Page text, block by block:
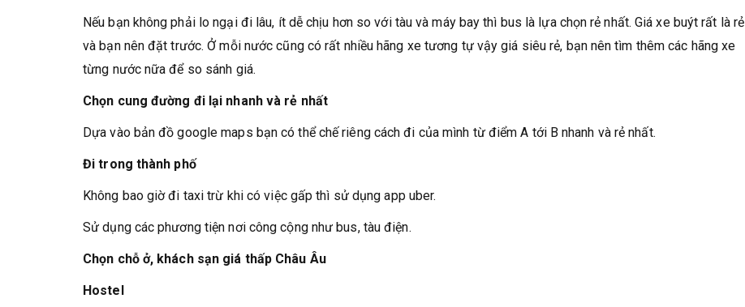
Nếu bạn không phải lo ngại đi lâu, ít dễ chịu hơn so với tàu và máy bay thì bus là lựa chọn rẻ nhất. Giá xe buýt rất là rẻ
và bạn nên đặt trước. Ở mỗi nước cũng có rất nhiều hãng xe tương tự vậy giá siêu rẻ, bạn nên tìm thêm các hãng xe
từng nước nữa để so sánh giá.
Chọn cung đường đi lại nhanh và rẻ nhất
Dựa vào bản đồ google maps bạn có thể chế riêng cách đi của mình từ điểm A tới B nhanh và rẻ nhất.
Đi trong thành phố
Không bao giờ đi taxi trừ khi có việc gấp thì sử dụng app uber.
Sử dụng các phương tiện nơi công cộng như bus, tàu điện.
Chọn chỗ ở, khách sạn giá thấp Châu Âu
Hostel